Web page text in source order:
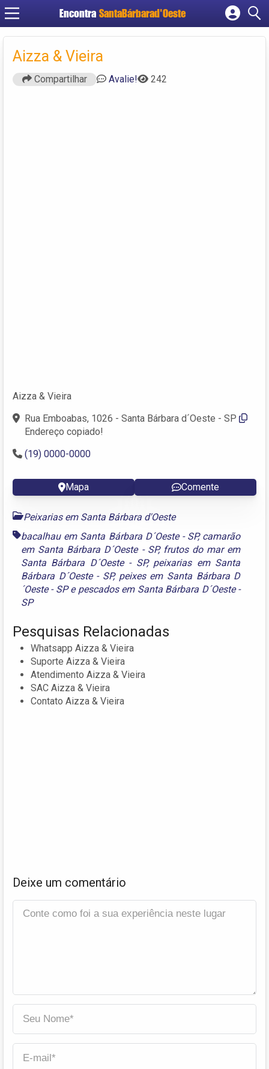
Encontra SantaBárbarad'Oeste
Cadastrar empresa
Aizza & Vieira
Compartilhar Avalie! 242
Aizza & Vieira
Rua Emboabas, 1026 - Santa Bárbara d´Oeste - SP
Endereço copiado!
(19) 0000-0000
Mapa Comente
Peixarias em Santa Bárbara d'Oeste
bacalhau em Santa Bárbara D´Oeste - SP, camarão
em Santa Bárbara D´Oeste - SP, frutos do mar em
Santa Bárbara D´Oeste - SP, peixarias em Santa
Bárbara D´Oeste - SP, peixes em Santa Bárbara D
´Oeste - SPe pescados em Santa Bárbara D´Oeste -
SP
Pesquisas Relacionadas
Whatsapp Aizza & Vieira
Suporte Aizza & Vieira
Atendimento Aizza & Vieira
SAC Aizza & Vieira
Contato Aizza & Vieira
Deixe um comentário